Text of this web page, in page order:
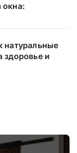
окна:
натуральные
здоровье и